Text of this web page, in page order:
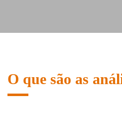
O que são as